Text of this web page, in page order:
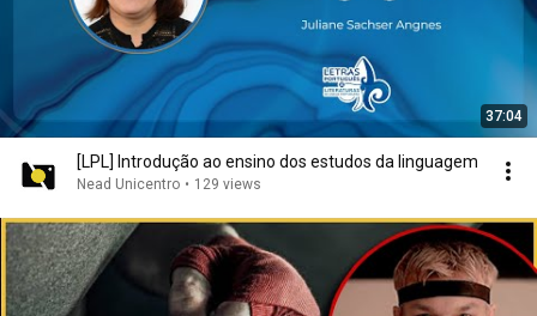
37:04
[LPL] Introdução ao ensino dos estudos da linguagem
Nead Unicentro • 129 views